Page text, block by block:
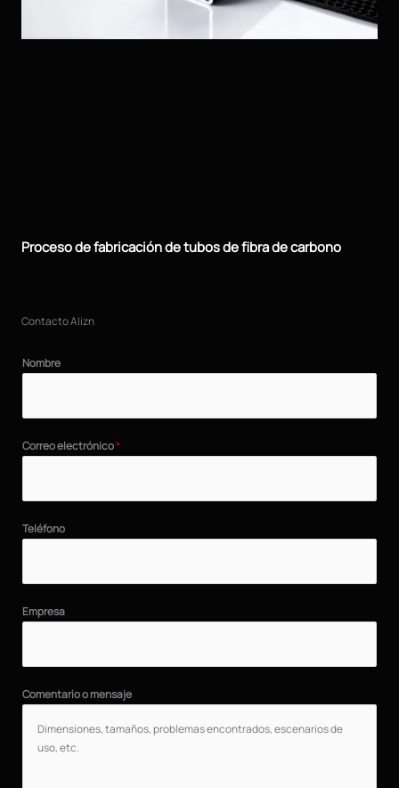
Proceso de fabricación de tubos de fibra de carbono
Contacto Alizn
Nombre
Correo electrónico*
Teléfono
Empresa
Comentario o mensaje